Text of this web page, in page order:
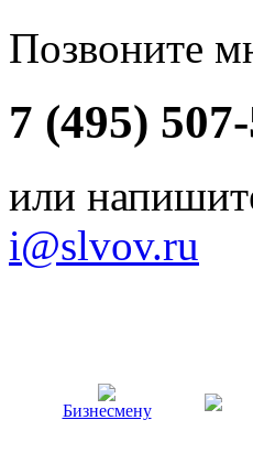
Позвоните
7 (495)
или
i@slvov.ru
Бизнесмену